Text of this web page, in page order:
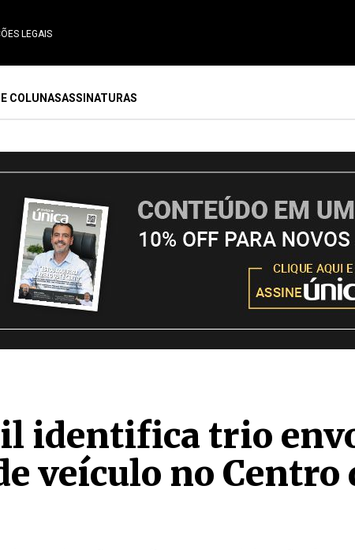
LEGAIS
COLUNASASSINATURAS
identifica trio
veículo no Centro